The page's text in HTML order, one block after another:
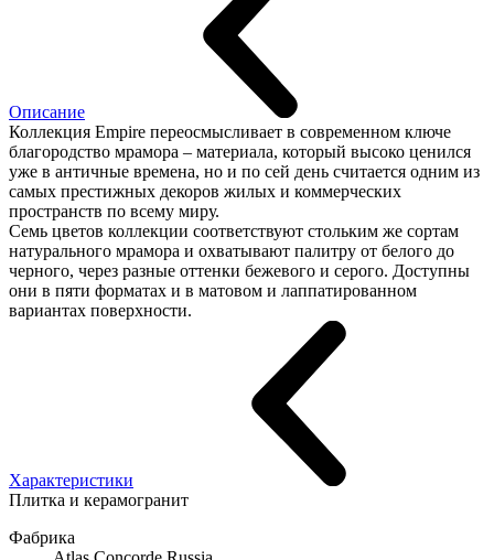
Описание
Коллекция Empire переосмысливает в современном ключе
благородство мрамора – материала, который высоко ценился
уже в античные времена, но и по сей день считается одним из
самых престижных декоров жилых и коммерческих
пространств по всему миру.
Семь цветов коллекции соответствуют стольким же сортам
натурального мрамора и охватывают палитру от белого до
черного, через разные оттенки бежевого и серого. Доступны
они в пяти форматах и в матовом и лаппатированном
вариантах поверхности.
Характеристики
Плитка и керамогранит
Фабрика